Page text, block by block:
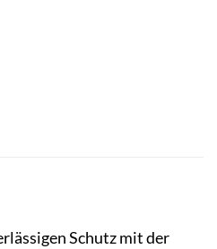
Schutz mit der